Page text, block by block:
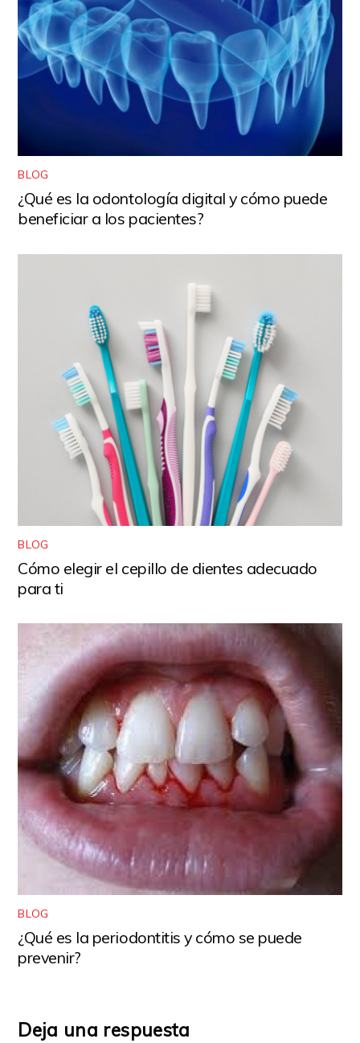
BLOG
¿Qué es la odontología digital y cómo puede
beneficiar a los pacientes?
BLOG
Cómo elegir el cepillo de dientes adecuado
para ti
BLOG
¿Qué es la periodontitis y cómo se puede
prevenir?
Deja una respuesta